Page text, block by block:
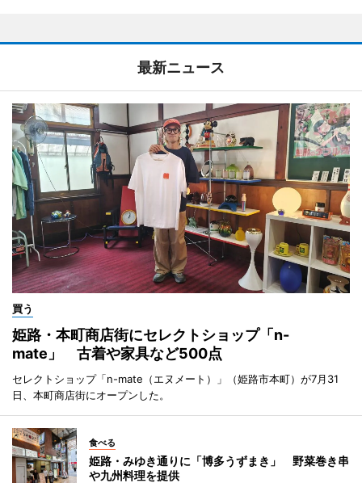
最新ニュース
買う
姫路・本町商店街にセレクトショップ「n-
mate」 古着や家具など500点
セレクトショップ「n-mate（エヌメート）」（姫路市本町）が7月31
日、本町商店街にオープンした。
食べる
姫路・みゆき通りに「博多うずまき」 野菜巻き串
や九州料理を提供